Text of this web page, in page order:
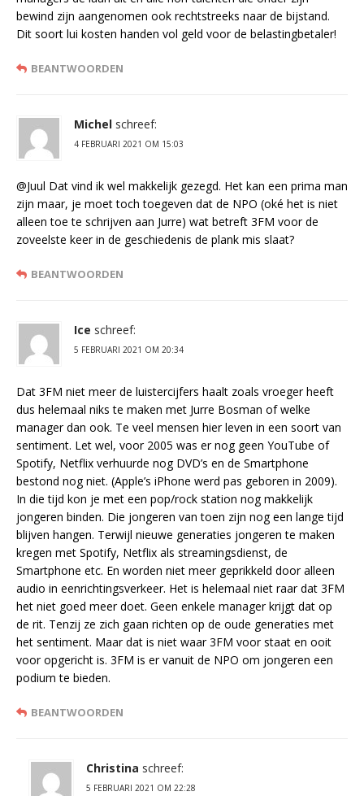
bewind zijn aangenomen ook rechtstreeks naar de bijstand.
Dit soort lui kosten handen vol geld voor de belastingbetaler!
BEANTWOORDEN
Michel schreef:
4 FEBRUARI 2021 OM 15:03
@Juul Dat vind ik wel makkelijk gezegd. Het kan een prima man
zijn maar, je moet toch toegeven dat de NPO (oké het is niet
alleen toe te schrijven aan Jurre) wat betreft 3FM voor de
zoveelste keer in de geschiedenis de plank mis slaat?
BEANTWOORDEN
Ice schreef:
5 FEBRUARI 2021 OM 20:34
Dat 3FM niet meer de luistercijfers haalt zoals vroeger heeft
dus helemaal niks te maken met Jurre Bosman of welke
manager dan ook. Te veel mensen hier leven in een soort van
sentiment. Let wel, voor 2005 was er nog geen YouTube of
Spotify, Netflix verhuurde nog DVD’s en de Smartphone
bestond nog niet. (Apple’s iPhone werd pas geboren in 2009).
In die tijd kon je met een pop/rock station nog makkelijk
jongeren binden. Die jongeren van toen zijn nog een lange tijd
blijven hangen. Terwijl nieuwe generaties jongeren te maken
kregen met Spotify, Netflix als streamingsdienst, de
Smartphone etc. En worden niet meer geprikkeld door alleen
audio in eenrichtingsverkeer. Het is helemaal niet raar dat 3FM
het niet goed meer doet. Geen enkele manager krijgt dat op
de rit. Tenzij ze zich gaan richten op de oude generaties met
het sentiment. Maar dat is niet waar 3FM voor staat en ooit
voor opgericht is. 3FM is er vanuit de NPO om jongeren een
podium te bieden.
BEANTWOORDEN
Christina schreef:
5 FEBRUARI 2021 OM 22:28